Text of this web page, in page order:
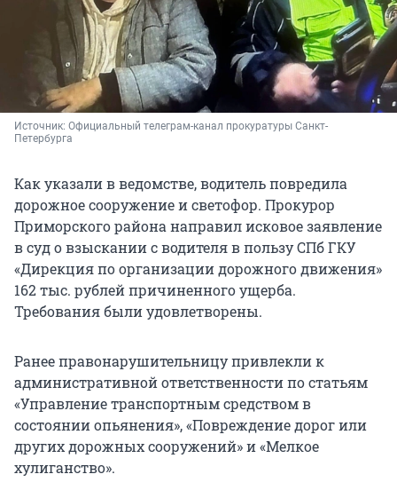
Источник: Официальный телеграм-канал прокуратуры Санкт-
Петербурга
Как указали в ведомстве, водитель повредила
дорожное сооружение и светофор. Прокурор
Приморского района направил исковое заявление
в суд о взыскании с водителя в пользу СПб ГКУ
«Дирекция по организации дорожного движения»
162 тыс. рублей причиненного ущерба.
Требования были удовлетворены.
Ранее правонарушительницу привлекли к
административной ответственности по статьям
«Управление транспортным средством в
состоянии опьянения», «Повреждение дорог или
других дорожных сооружений» и «Мелкое
хулиганство».